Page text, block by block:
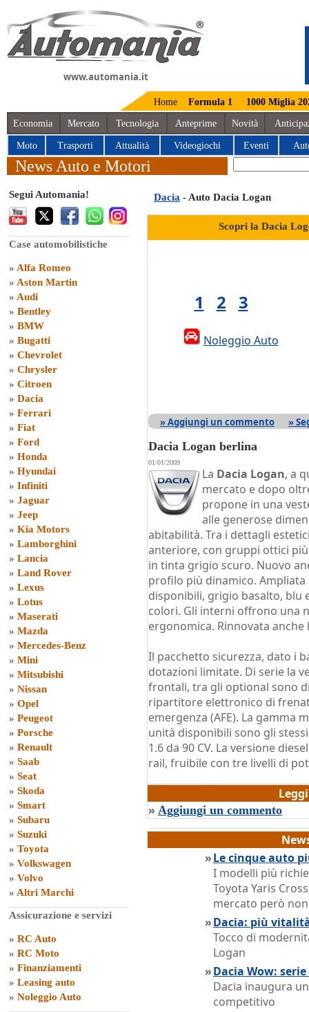
www.automania.it
Home Formula 1 1000 Miglia
Economia Mercato Tecnologia Anteprime Novità
Moto Trasporti Attualità Videogiochi Eventi
News Auto e Motori
Segui Automania!
Case automobilistiche
» Alfa Romeo
» Aston Martin
» Audi
» Bentley
» BMW
» Bugatti
» Chevrolet
» Chrysler
» Citroen
» Dacia
» Ferrari
» Fiat
» Ford
» Honda
» Hyundai
» Infiniti
» Jaguar
» Jeep
» Kia Motors
» Lamborghini
» Lancia
» Land Rover
» Lexus
» Lotus
» Maserati
» Mazda
» Mercedes-Benz
» Mini
» Mitsubishi
» Nissan
» Opel
» Peugeot
» Porsche
» Renault
» Saab
» Seat
» Skoda
» Smart
» Subaru
» Suzuki
» Toyota
» Volkswagen
» Volvo
» Altri Marchi
Assicurazione e servizi
» RC Auto
» RC Moto
» Finanziamenti
» Leasing auto
» Noleggio Auto
Dacia - Auto Dacia Logan
Scopri la Dacia
1 2 3
Noleggio Auto
» Aggiungi un commento »
Dacia Logan berlina
01/01/2009
La Dacia Logan, a
mercato e dopo
propone in una
alle generose
abitabilità. Tra i dettagli
anteriore, con gruppi ottici
in tinta grigio scuro. Nuovo
profilo più dinamico.
disponibili, grigio basalto, blu
colori. Gli interni offrono una
ergonomica. Rinnovata
Il pacchetto sicurezza, dato i
dotazioni limitate. Di serie la
frontali, tra gli optional sono
ripartitore elettronico di
emergenza (AFE). La gamma
unità disponibili sono gli
1.6 da 90 CV. La versione
rail, fruibile con tre livelli di
» Aggiungi un commento
»Le cinque auto
I modelli più
Toyota Yaris
mercato però
»Dacia: più
Tocco di
Logan
»Dacia Wow:
Dacia inaugura
competitivo